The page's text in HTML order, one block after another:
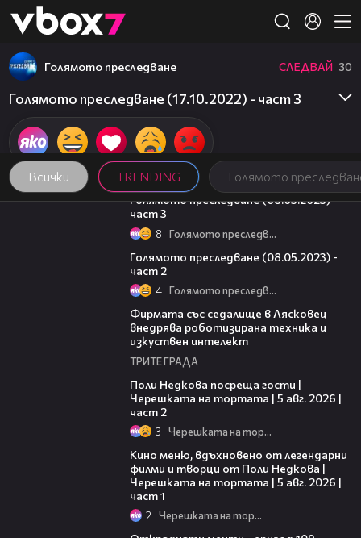
👾
Всички TRENDING Голямото
Голямото преследване СЛЕДВАЙ 30
Голямото преследване (17.10.2022) - част 3
09:13
Голямото преследване (08.05.2023) -
част 3
8 Голямото преследване
Голямото преследване (08.05.2023) -
част 2
4 Голямото преследване
Фирмата със седалище в Лясковец
внедрява роботизирана техника и
изкуствен интелект
ТРИТЕ ГРАДА
Поли Недкова посреща гости |
Черешката на тортата | 5 авг. 2026 |
част 2
3 Черешката на тортата
Кино меню, вдъхновено от легендарни
филми и творци от Поли Недкова |
Черешката на тортата | 5 авг. 2026 |
част 1
2 Черешката на тортата